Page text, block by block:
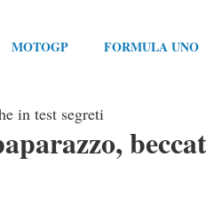
MOTOGP FORMULA UNO
in test segreti